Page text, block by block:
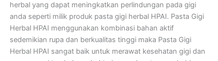
herbal yang dapat meningkatkan perlindungan pada gigi
anda seperti milik produk pasta gigi herbal HPAI. Pasta Gigi
Herbal HPAI menggunakan kombinasi bahan aktif
sedemikian rupa dan berkualitas tinggi maka Pasta Gigi
Herbal HPAI sangat baik untuk merawat kesehatan gigi dan